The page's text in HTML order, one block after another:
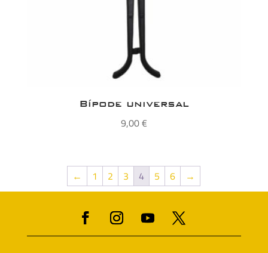
Bípode universal
9,00€
← 1 2 3 4 5 6 →